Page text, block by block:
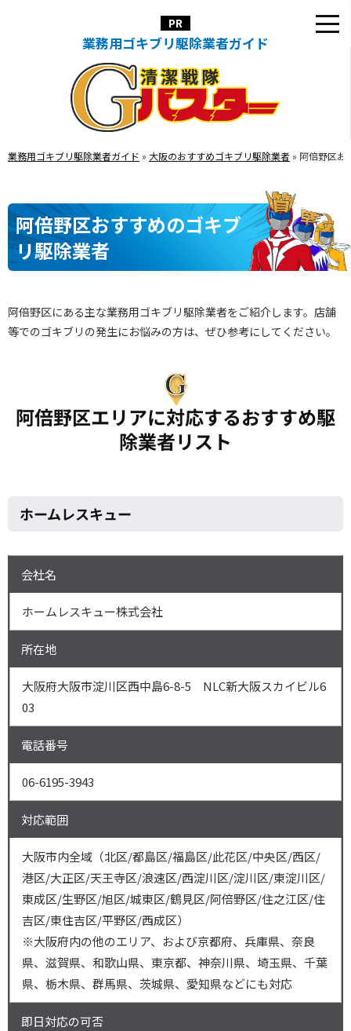
業務用ゴキブリ駆除業者ガイド
業務用ゴキブリ駆除業者ガイド » 大阪のおすすめゴキブリ駆除業者 » 阿倍野区お
阿倍野区おすすめのゴキブ
リ駆除業者
阿倍野区にある主な業務用ゴキブリ駆除業者をご紹介します。店舗
等でのゴキブリの発生にお悩みの方は、ぜひ参考にしてください。
阿倍野区エリアに対応するおすすめ駆
除業者リスト
ホームレスキュー
会社名
ホームレスキュー株式会社
所在地
大阪府大阪市淀川区西中島6-8-5 NLC新大阪スカイビル6
03
電話番号
06-6195-3943
対応範囲
大阪市内全域（北区/都島区/福島区/此花区/中央区/西区/
港区/大正区/天王寺区/浪速区/西淀川区/淀川区/東淀川区/
東成区/生野区/旭区/城東区/鶴見区/阿倍野区/住之江区/住
吉区/東住吉区/平野区/西成区）
※大阪府内の他のエリア、および京都府、兵庫県、奈良
県、滋賀県、和歌山県、東京都、神奈川県、埼玉県、千葉
県、栃木県、群馬県、茨城県、愛知県などにも対応
即日対応の可否